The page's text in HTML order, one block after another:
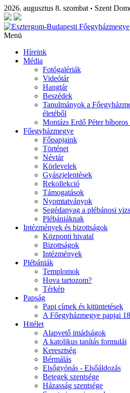
2026. augusztus 8. szombat • Szent
Menü
Híreink
Média
Fotógalériák
Videótár
Hangtár
Beszédek
Tanulmányok a
életéből
Montázs Erdő Péter bíboros
Főegyházmegye
Főpapjaink
Történet
Névtár
Körlevelek
Gyászjelentések
Rekollekció
Támogatások
Nyomtatványok
Segédanyag a plébánosi
Plébániáknak
Intézmények és bizottságok
Központi hivatal
Bizottságok
Intézmények
Plébániák
Templomok
Hova tartozom?
Térkép
Papság
Papi címek és kitüntetések
A Főegyházmegye papjai
Hitélet
Alapvető imádságok
A katolikus tanítás formulái
Keresztség
Bérmálás
Elsőgyónás - Elsőáldozás
Betegek szentsége
Házasság szentsége